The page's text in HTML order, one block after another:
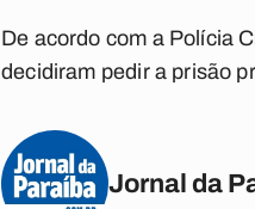
De acordo com a Polícia
decidiram pedir a prisão
Jornal da